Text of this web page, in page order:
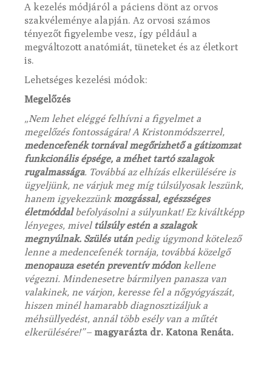
A kezelés módjáról a páciens dönt az orvos
szakvéleménye alapján. Az orvosi számos
tényezőt figyelembe vesz, így például a
megváltozott anatómiát, tüneteket és az életkort
is.
Lehetséges kezelési módok:
Megelőzés
„Nem lehet eléggé felhívni a figyelmet a
megelőzés fontosságára! A Kristonmódszerrel,
medencefenék tornával megőrizhető a gátizomzat
funkcionális épsége, a méhet tartó szalagok
rugalmassága. Továbbá az elhízás elkerülésére is
ügyeljünk, ne várjuk meg míg túlsúlyosak leszünk,
hanem igyekezzünk mozgással, egészséges
életmóddalbefolyásolni a súlyunkat! Ez kiváltképp
lényeges, mivel túlsúly estén a szalagok
megnyúlnak. Szülés után pedig úgymond kötelező
lenne a medencefenék tornája, továbbá közelgő
menopauza esetén preventív módon kellene
végezni. Mindenesetre bármilyen panasza van
valakinek, ne várjon, keresse fel a nőgyógyászát,
hiszen minél hamarabb diagnosztizáljuk a
méhsüllyedést, annál több esély van a műtét
elkerülésére!”– magyarázta dr. Katona Renáta.